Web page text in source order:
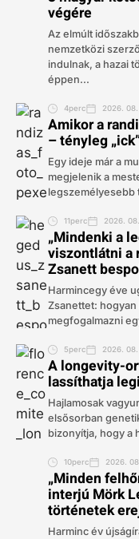
végére
Az elmúlt
nemzetközi
indulnak, a hazai
éppen...
4perc 2026. 08.
Amikor a
– tényleg
Egy ideje már a
megjelenik a
legszemélyesebb
11perc 2026.
„Mindenki a
viszontlátni a
Zsanett
Harmincegy éve
Zsanettet:
megfogalmazni
5perc 2026. 08.
A longevity-
lassíthatja
Hajlamosak
elsősorban
bizonyítja, hogy a
10perc 2026.
„Minden
interjú Mörk
történetek
Harminc év